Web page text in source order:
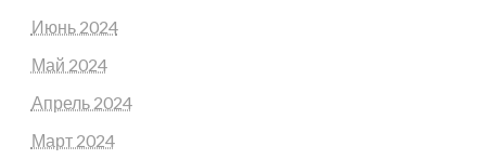
Июнь 2024
Май 2024
Апрель 2024
Март 2024